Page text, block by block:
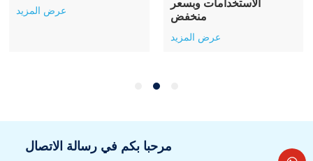
عرض المزيد عرض المزيد
مرحبا بكم في رسالة الاتصال